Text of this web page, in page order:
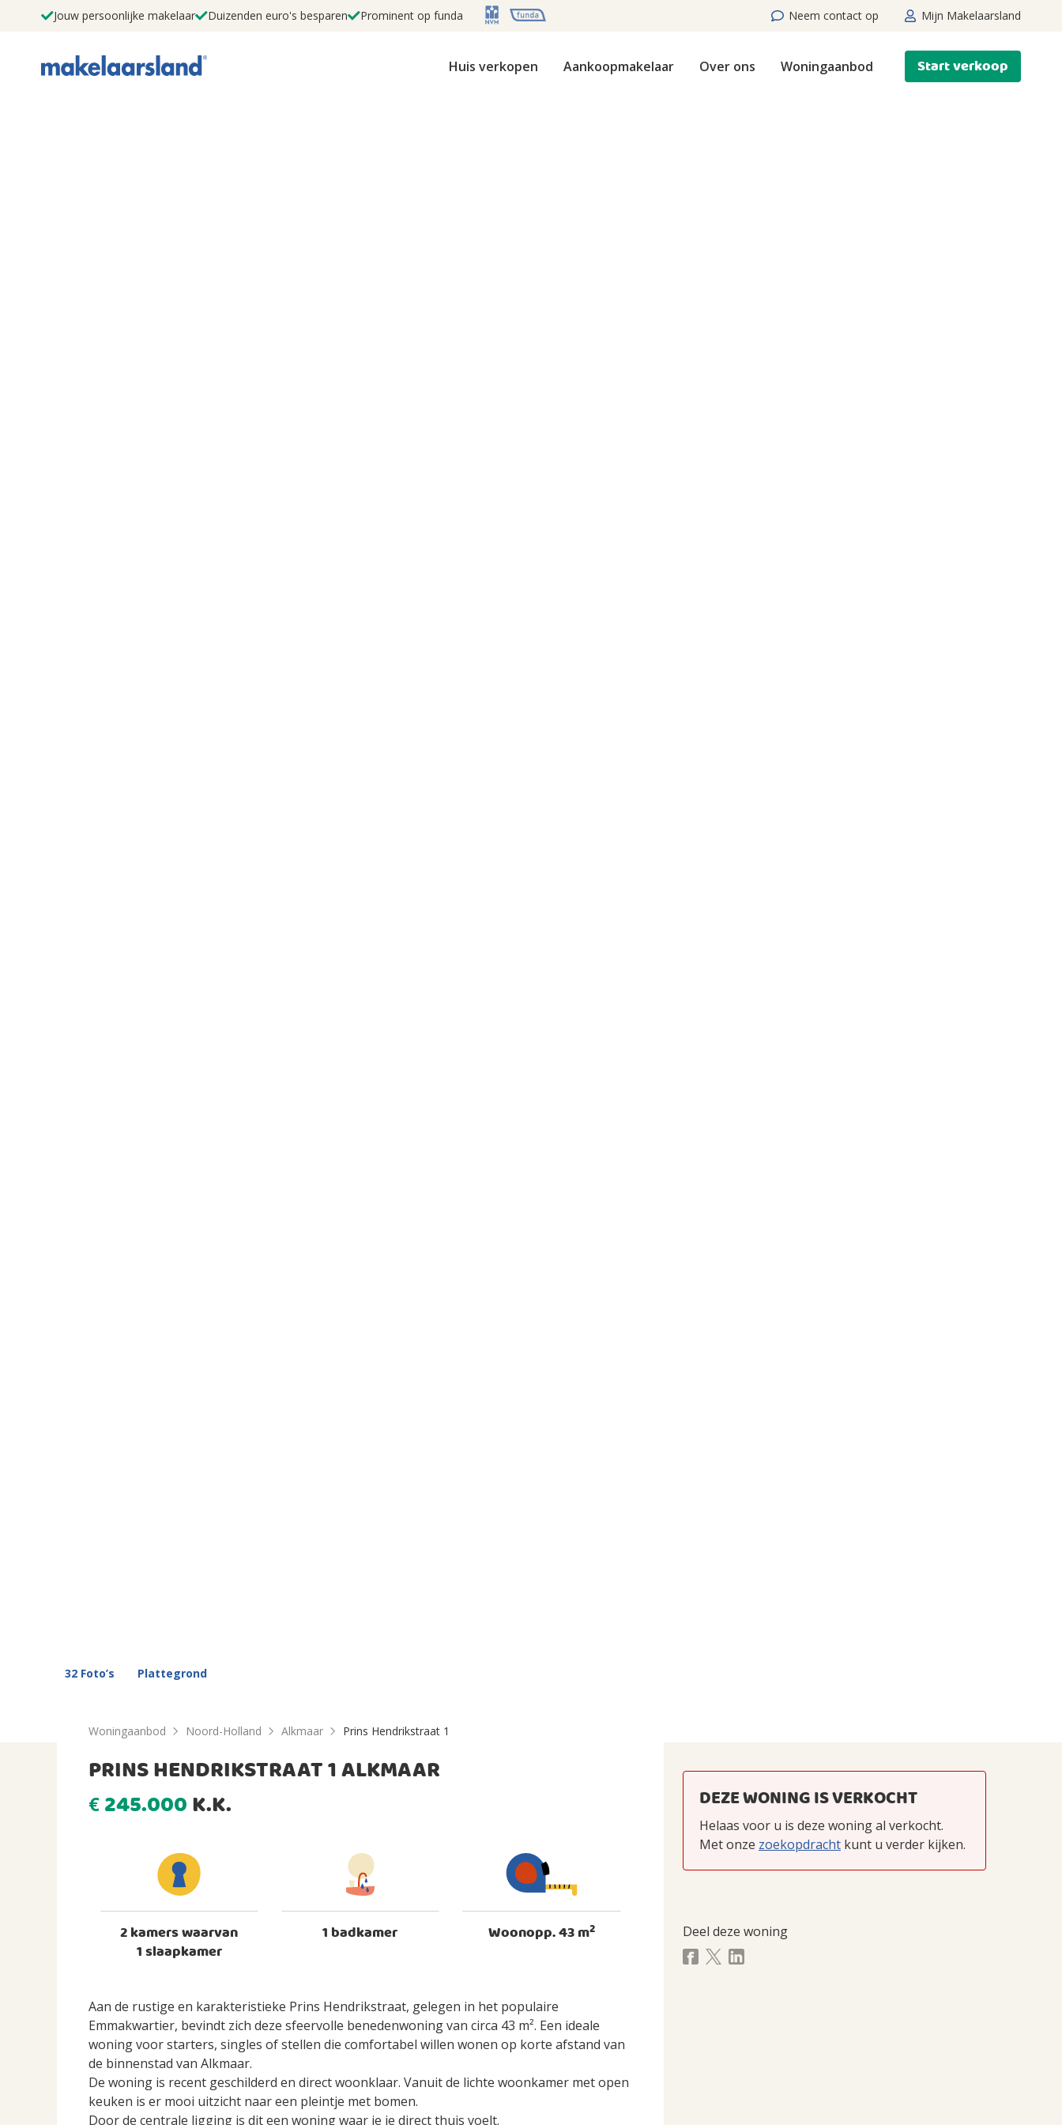
Jouw persoonlijke makelaar Duizenden euro's besparen Prominent op funda Neem contact op Mijn Makelaarsland
Huis verkopen Aankoopmakelaar Over ons Woningaanbod Start verkoop
32 Foto’s Plattegrond
Woningaanbod Noord-Holland Alkmaar Prins Hendrikstraat 1
PRINS HENDRIKSTRAAT 1 ALKMAAR
€ 245.000K.K.
2 kamers waarvan
1 slaapkamer
1 badkamer Woonopp. 43 m2
Aan de rustige en karakteristieke Prins Hendrikstraat, gelegen in het populaire
Emmakwartier, bevindt zich deze sfeervolle benedenwoning van circa 43 m². Een ideale
woning voor starters, singles of stellen die comfortabel willen wonen op korte afstand van
de binnenstad van Alkmaar.
De woning is recent geschilderd en direct woonklaar. Vanuit de lichte woonkamer met open
keuken is er mooi uitzicht naar een pleintje met bomen.
Door de centrale ligging is dit een woning waar je je direct thuis voelt.
DEZE WONING IS VERKOCHT
Helaas voor u is deze woning al verkocht.
Met onze zoekopdracht kunt u verder kijken.
Deel deze woning